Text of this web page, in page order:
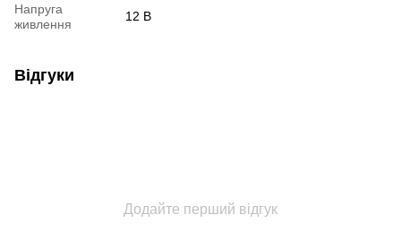
Напруга
живлення
12 В
Відгуки
Додайте перший відгук